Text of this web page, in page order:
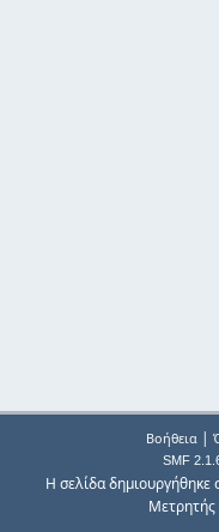
Βοήθεια|
SMF
Η σελίδα